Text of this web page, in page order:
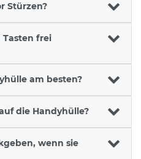
Stürzen?
Tasten frei
am besten?
die Handyhülle?
wenn sie